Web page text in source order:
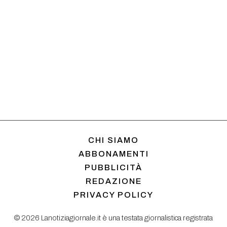
CHI SIAMO
ABBONAMENTI
PUBBLICITÀ
REDAZIONE
PRIVACY POLICY
© 2026 Lanotiziagiornale.it è una testata giornalistica registrata